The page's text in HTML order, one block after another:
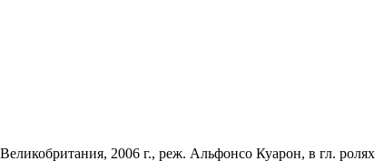
2006 г., реж. Альфонсо Куарон, в гл. ролях